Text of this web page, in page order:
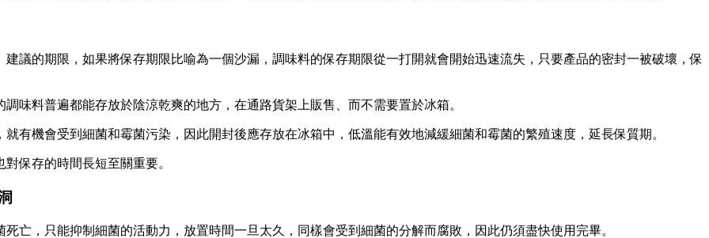
議的期限，如果將保存期限比喻為一個沙漏，調味料的保存期限從一打開就會開始迅速流失，只要產品的密封一被破壞，保
味料普遍都能存放於陰涼乾爽的地方，在通路貨架上販售、而不需要置於冰箱。
有機會受到細菌和霉菌污染，因此開封後應存放在冰箱中，低溫能有效地減緩細菌和霉菌的繁殖速度，延長保質期。
保存的時間長短至關重要。
亡，只能抑制細菌的活動力，放置時間一旦太久，同樣會受到細菌的分解而腐敗，因此仍須盡快使用完畢。